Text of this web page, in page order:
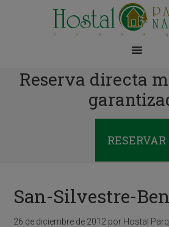
Reserva directa
RESERVAR
San-Silvestre-
26 de diciembre de 2012 por Hostal